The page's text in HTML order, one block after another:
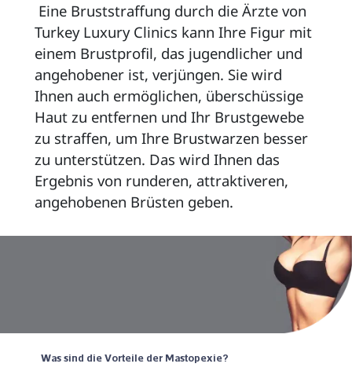
Turkey Luxury Clinics kann Ihre Figur mit
einem Brustprofil, das jugendlicher und
angehobener ist, verjüngen. Sie wird
Ihnen auch ermöglichen, überschüssige
Haut zu entfernen und Ihr Brustgewebe
zu straffen, um Ihre Brustwarzen besser
zu unterstützen. Das wird Ihnen das
Ergebnis von runderen, attraktiveren,
angehobenen Brüsten geben.
Was sind die Vorteile der Mastopexie?